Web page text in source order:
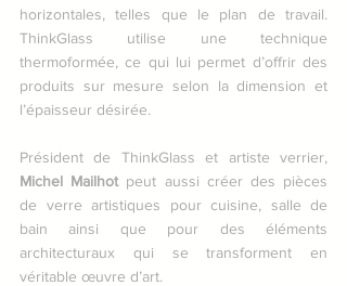
horizontales, telles que le plan de travail.
ThinkGlass utilise une technique
thermoformée, ce qui lui permet d’offrir des
produits sur mesure selon la dimension et
l’épaisseur désirée.
Michel Mailhot peut aussi créer des pièces
de verre artistiques pour cuisine, salle de
bain ainsi que pour des éléments
architecturaux qui se transforment en
véritable œuvre d’art.